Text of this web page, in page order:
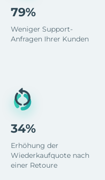
79%
Weniger Support-
Anfragen Ihrer Kunden
34%
Erhöhung der
Wiederkaufquote nach
einer Retoure